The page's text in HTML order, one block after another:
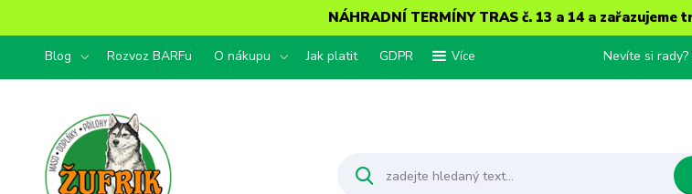
NÁHRADNÍ TERMÍNY TRAS č. 13 a 14 a zařazujeme
Blog Rozvoz BARFu O nákupu Jak platit GDPR Více Nevíte si